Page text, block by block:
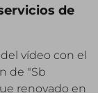
de
vídeo con el
de "Sb
renovado en